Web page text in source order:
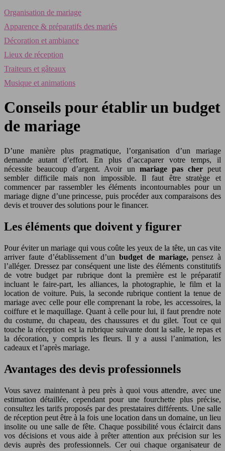
Organisation de mariage
Apparence & préparatifs des mariés
Décoration et ambiance
Lieux de réception
Traiteurs et gâteaux
Musique et animations
Conseils pour établir un budget
de mariage
D’une manière plus pragmatique, l’organisation d’un mariage
demande autant d’effort. En plus d’accaparer votre temps, il
nécessite beaucoup d’argent. Avoir un mariage pas cherpeut
sembler difficile mais non impossible. Il faut être stratège et
commencer par rassembler les éléments incontournables pour un
mariage digne d’une princesse, puis procéder aux comparaisons des
devis et trouver des solutions pour le financer.
Les éléments que doivent y figurer
Pour éviter un mariage qui vous coûte les yeux de la tête, un cas vite
arriver faute d’établissement d’un budget de mariage,pensez à
l’alléger. Dressez par conséquent une liste des éléments constitutifs
de votre budget par rubrique dont la première est le préparatif
incluant le faire-part, les alliances, la photographie, le film et la
location de voiture. Puis, la seconde rubrique contient la tenue de
mariage avec celle pour elle comprenant la robe, les accessoires, la
coiffure et le maquillage. Quant à celle pour lui, il faut prendre note
du costume, du chapeau, des chaussures et du gilet. Tout ce qui
touche la réception est la rubrique suivante dont la salle, le repas et
la décoration, y compris les fleurs. Il y a aussi l’animation, les
cadeaux et l’après mariage.
Avantages des devis professionnels
Vous savez maintenant à peu près à quoi vous attendre, avec une
estimation détaillée, cependant pour une fourchette plus précise,
consultez les tarifs proposés par des prestataires différents. Une salle
de réception peut être à la fois une location dans un domaine, un lieu
insolite ou une salle de fête. Chaque possibilité vous éclaircit dans
vos décisions et vous aide à prêter attention aux précision sur les
devis auprès des professionnels. Cer oui chaque organisateur de